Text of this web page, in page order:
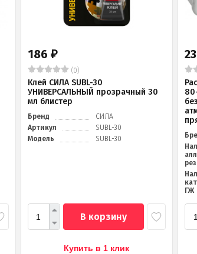
186 ₽
(0)
Клей СИЛА SUBL-30
УНИВЕРСАЛЬНЫЙ прозрачный 30
мл блистер
Бренд
СИЛА
Артикул
SUBL-30
Модель
SUBL-30
В корзину
Купить в 1 клик
ГЖ